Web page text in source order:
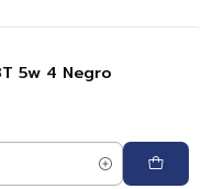
5w 4 Negro